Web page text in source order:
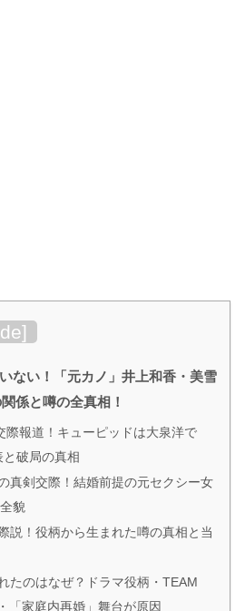
]
ない！「元カノ」井上和香・美雪
係と噂の全真相！
際報道！キューピッドは大泉洋で
破局の真相
真剣交際！結婚前提の元セクシー女
貌
説！役柄から生まれた噂の真相と当
たのはなぜ？ドラマ役柄・TEAM
「家庭内再婚」舞台が原因